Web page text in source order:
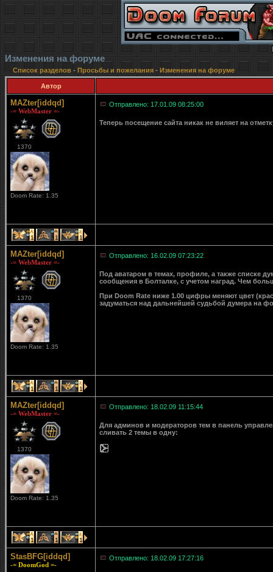
Изменения на форуме
Список разделов- Просьбы и пожелания - Изменения на форуме
Автор
MAZter[iddqd]
-= WebMaster =-
1370
Doom Rate: 1.35
Отправлено: 17.01.09 08:25:00
Теперь посещение сайта никак не виляет на
1 1 1
MAZter[iddqd]
-= WebMaster =-
1370
Doom Rate: 1.35
Отправлено: 16.02.09 07:23:22
Под аватаром в темах, профиле, а также списке
сообщения в Болталке, с учетом наград. Чем
При Doom Rate ниже 1.00 цифры меняют цвет
задуматься над дальнейшей судьбой думера на
1 1 1
MAZter[iddqd]
-= WebMaster =-
1370
Doom Rate: 1.35
Отправлено: 18.02.09 11:15:44
Для админов и модераторов тем в панель
сливать 2 темы в одну:
1 1 1
StasBFG[iddqd]
-= DoomGod =-
Отправлено: 18.02.09 17:27:16